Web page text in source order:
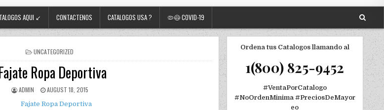
AQUI ↙ CONTACTENOS CATALOGOS USA ? 🦠😷 COVID-19
POSTED IN
UNCATEGORIZED
Ropa Deportiva
AUTHOR:
ADMIN PUBLISHED DATE:
AUGUST 18, 2015
Ordena tus Catalogos llamando al
1(800) 825-9452
#VentaPorCatalogo
#NoOrdenMinima #PreciosDeMayor
eo